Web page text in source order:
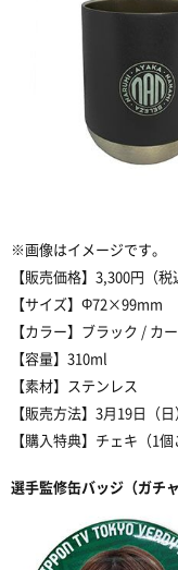
※画像はイメージです。
【販売価格】3,300円（税
【サイズ】Φ72×99mm
【カラー】ブラック / カ
【容量】310ml
【素材】ステンレス
【販売方法】3月19日（
【購入特典】チェキ（1個
選手監修缶バッジ（ガチャ